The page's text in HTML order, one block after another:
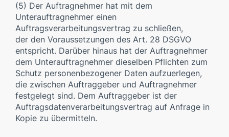
(5) Der Auftragnehmer hat mit dem
Unterauftragnehmer einen
Auftragsverarbeitungsvertrag zu schließen,
der den Voraussetzungen des Art. 28 DSGVO
entspricht. Darüber hinaus hat der Auftragnehmer
dem Unterauftragnehmer dieselben Pflichten zum
Schutz personenbezogener Daten aufzuerlegen,
die zwischen Auftraggeber und Auftragnehmer
festgelegt sind. Dem Auftraggeber ist der
Auftragsdatenverarbeitungsvertrag auf Anfrage in
Kopie zu übermitteln.